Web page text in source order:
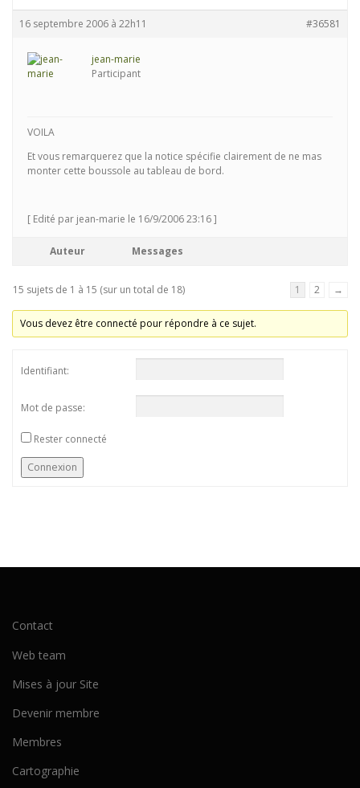
16 septembre 2006 à 22h11 #36581
jean-marie
Participant
VOILA
Et vous remarquerez que la notice spécifie clairement de ne mas
monter cette boussole au tableau de bord.
[ Edité par jean-marie le 16/9/2006 23:16 ]
Auteur Messages
15 sujets de 1 à 15 (sur un total de 18) 1 2 →
Vous devez être connecté pour répondre à ce sujet.
Identifiant:
Mot de passe:
Rester connecté
Connexion
Contact
Web team
Mises à jour Site
Devenir membre
Membres
Cartographie